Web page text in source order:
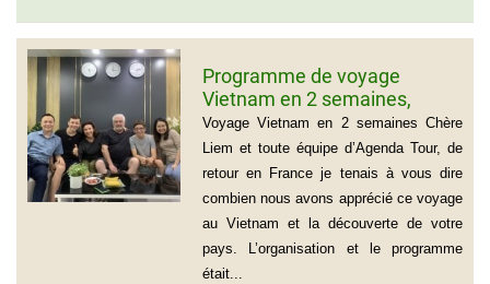
Programme de voyage
Vietnam en 2 semaines,
Famille Jean Pierre Massias
Voyage Vietnam en 2 semaines Chère
Liem et toute équipe d’Agenda Tour, de
retour en France je tenais à vous dire
combien nous avons apprécié ce voyage
au Vietnam et la découverte de votre
pays. L’organisation et le programme
était...